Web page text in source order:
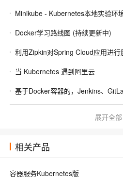
Minikube - Kubernetes本地实验环
Docker学习路线图 (持续更新中)
利用Zipkin对Spring Cloud应用进行
当 Kubernetes 遇到阿里云
基于Docker容器的，Jenkins、
利用Helm简化Kubernetes应用部署
展开全部
相关产品
容器服务Kubernetes版